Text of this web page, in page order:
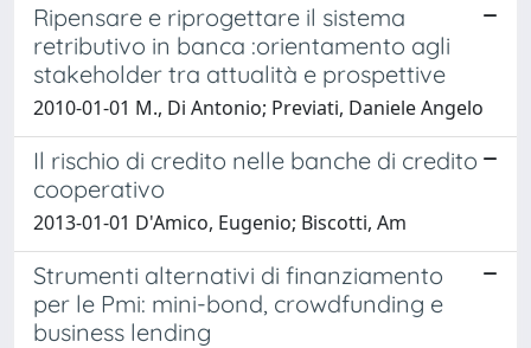
Ripensare e riprogettare il sistema
retributivo in banca :orientamento agli
stakeholder tra attualità e prospettive
2010-01-01 M., Di Antonio; Previati, Daniele Angelo
Il rischio di credito nelle banche di credito
cooperativo
2013-01-01 D'Amico, Eugenio; Biscotti, Am
Strumenti alternativi di finanziamento
per le Pmi: mini-bond, crowdfunding e
business lending